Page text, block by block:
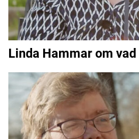
Linda Hammar om